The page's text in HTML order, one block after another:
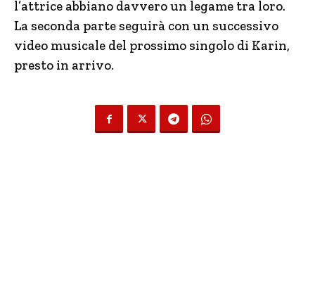
l’attrice abbiano davvero un legame tra loro.
La seconda parte seguirà con un successivo
video musicale del prossimo singolo di Karin,
presto in arrivo.